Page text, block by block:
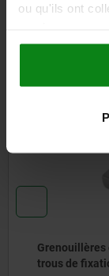
ou qu'ils ont
Grenouillères
trous de